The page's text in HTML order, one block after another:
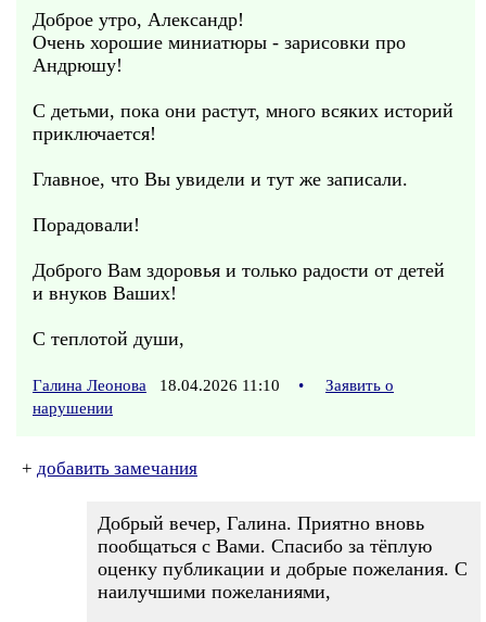
Доброе утро, Александр!
Очень хорошие миниатюры - зарисовки про
Андрюшу!
С детьми, пока они растут, много всяких историй
приключается!
Главное, что Вы увидели и тут же записали.
Порадовали!
Доброго Вам здоровья и только радости от детей
и внуков Ваших!
С теплотой души,
Галина Леонова 18.04.2026 11:10 •
Заявить о
нарушении
+ добавить замечания
Добрый вечер, Галина. Приятно вновь
пообщаться с Вами. Спасибо за тёплую
оценку публикации и добрые пожелания. С
наилучшими пожеланиями,